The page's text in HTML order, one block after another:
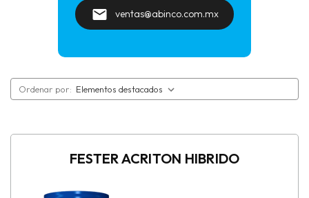
Curadores para concreto
ventas@abinco.com.mx
Ordenar por:
FESTER ACRITON HIBRIDO